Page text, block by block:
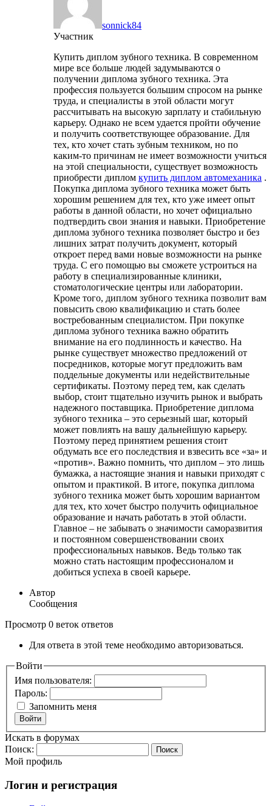
sonnick84
Участник
Купить диплом зубного техника. В современном
мире все больше людей задумываются о
получении диплома зубного техника. Эта
профессия пользуется большим спросом на рынке
труда, и специалисты в этой области могут
рассчитывать на высокую зарплату и стабильную
карьеру. Однако не всем удается пройти обучение
и получить соответствующее образование. Для
тех, кто хочет стать зубным техником, но по
каким-то причинам не имеет возможности учиться
на этой специальности, существует возможность
приобрести диплом купить диплом автомеханика .
Покупка диплома зубного техника может быть
хорошим решением для тех, кто уже имеет опыт
работы в данной области, но хочет официально
подтвердить свои знания и навыки. Приобретение
диплома зубного техника позволяет быстро и без
лишних затрат получить документ, который
откроет перед вами новые возможности на рынке
труда. С его помощью вы сможете устроиться на
работу в специализированные клиники,
стоматологические центры или лаборатории.
Кроме того, диплом зубного техника позволит вам
повысить свою квалификацию и стать более
востребованным специалистом. При покупке
диплома зубного техника важно обратить
внимание на его подлинность и качество. На
рынке существует множество предложений от
посредников, которые могут предложить вам
поддельные документы или недействительные
сертификаты. Поэтому перед тем, как сделать
выбор, стоит тщательно изучить рынок и выбрать
надежного поставщика. Приобретение диплома
зубного техника – это серьезный шаг, который
может повлиять на вашу дальнейшую карьеру.
Поэтому перед принятием решения стоит
обдумать все его последствия и взвесить все «за» и
«против». Важно помнить, что диплом – это лишь
бумажка, а настоящие знания и навыки приходят с
опытом и практикой. В итоге, покупка диплома
зубного техника может быть хорошим вариантом
для тех, кто хочет быстро получить официальное
образование и начать работать в этой области.
Главное – не забывать о значимости саморазвития
и постоянном совершенствовании своих
профессиональных навыков. Ведь только так
можно стать настоящим профессионалом и
добиться успеха в своей карьере.
Автор
Сообщения
Просмотр 0 веток ответов
Для ответа в этой теме необходимо авторизоваться.
Войти
Имя пользователя:
Пароль:
Запомнить меня
Войти
Искать в форумах
Поиск:
Мой профиль
Логин и регистрация